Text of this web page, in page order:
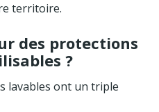
territoire.
des protections
?
lavables ont un triple